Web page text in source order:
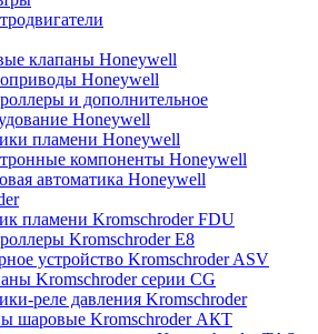
клапаны Honeywell
Honeywell
и дополнительное
Honeywell
пламени Honeywell
компоненты Honeywell
автоматика Honeywell
пламени Kromschroder FDU
Kromschroder E8
устройство Kromschroder ASV
Kromschroder серии CG
реле давления Kromschroder
шаровые Kromschroder АКТ